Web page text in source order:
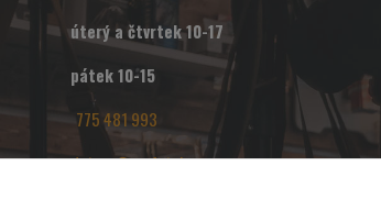
úterý a čtvrtek 10-17
pátek 10-15
775 481 993
dotazy@profotak.cz